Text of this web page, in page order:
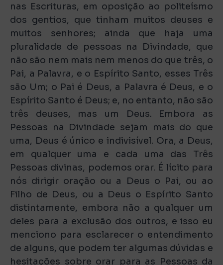
nas Escrituras, em oposição ao politeísmo
dos gentios, que tinham muitos deuses e
muitos senhores; ainda que haja uma
pluralidade de pessoas na Divindade, que
não são nem mais nem menos do que três, o
Pai, a Palavra, e o Espírito Santo, esses Três
são Um; o Pai é Deus, a Palavra é Deus, e o
Espírito Santo é Deus; e, no entanto, não são
três deuses, mas um Deus. Embora as
Pessoas na Divindade sejam mais do que
uma, Deus é único e indivisível. Ora, a Deus,
em qualquer uma e cada uma das Três
Pessoas divinas, podemos orar. É lícito para
nós dirigir oração ou a Deus o Pai, ou ao
Filho de Deus, ou a Deus o Espírito Santo
distintamente, embora não a qualquer um
deles para a exclusão dos outros, e isso eu
menciono para esclarecer o entendimento
de alguns, que podem ter algumas dúvidas e
hesitações sobre orar para as Pessoas da